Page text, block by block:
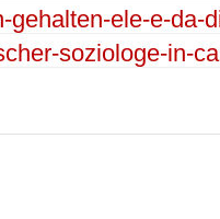
gehalten-ele-e-da-
soziologe-in-